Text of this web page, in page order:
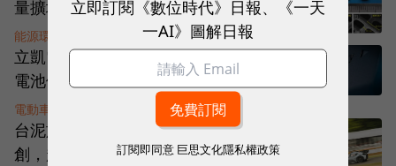
量擴增4倍，百次充放後仍有8成容量
能源環保
立凱電授權ICL磷磷酸鐵鋰材料，助攻
電池儲能發展
電動車/交通科技
台泥旗下能元科技結盟英電動車新
創，超高功率三元鋰電池國際賽傳捷
立即訂閱《數位時代》日報、《一天
一AI》圖解日報
訂閱即同意 巨思文化隱私權政策